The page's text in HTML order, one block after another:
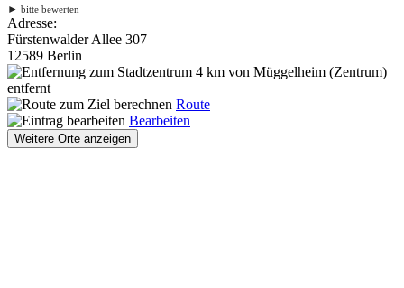
► bitte bewerten
Adresse:
Fürstenwalder Allee 307
12589 Berlin
4 km von Müggelheim (Zentrum)
entfernt
Route
Bearbeiten
Weitere Orte anzeigen